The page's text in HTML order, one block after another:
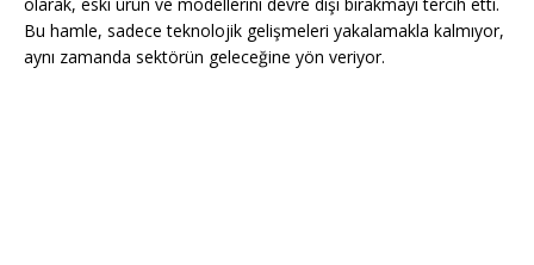
Bu hamle, sadece teknolojik gelişmeleri yakalamakla kalmıyor,
aynı zamanda sektörün geleceğine yön veriyor.